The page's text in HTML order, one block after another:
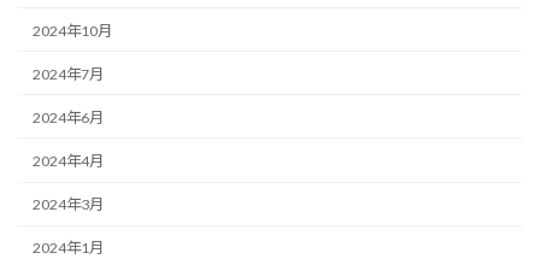
2024年10月
2024年7月
2024年6月
2024年4月
2024年3月
2024年1月